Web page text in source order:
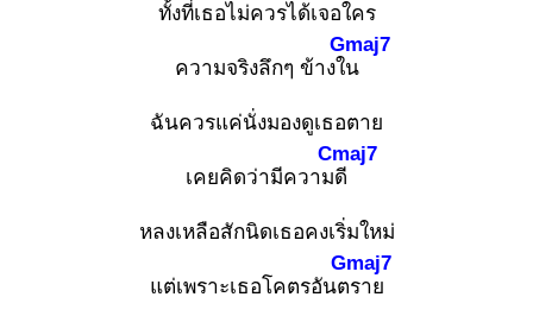
ทั้งที่เธอไม่ควรได้เจอใคร
ความจริงลึกๆ ข้างใน
Gmaj7
ฉันควรแค่นั่งมองดูเธอตาย
เคยคิดว่ามีความดี
Cmaj7
หลงเหลือสักนิดเธอคงเริ่มใหม่
แต่เพราะเธอโคตรอันตร
Gmaj7
าย